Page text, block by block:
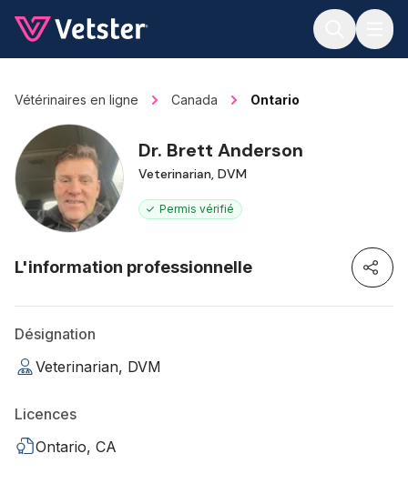
Vétérinaires en ligne Canada Ontario
Dr. Brett Anderson
Veterinarian, DVM
Permis vérifié
L'information professionnelle
Désignation
Veterinarian, DVM
Licences
Ontario, CA